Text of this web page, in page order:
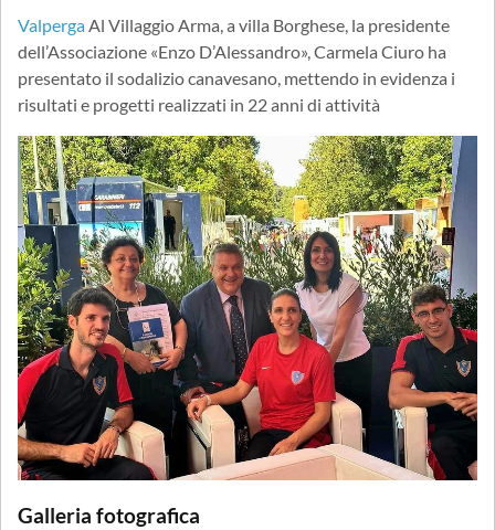
ValpergaAl Villaggio Arma, a villa Borghese, la presidente
dell’Associazione «Enzo D’Alessandro», Carmela Ciuro ha
presentato il sodalizio canavesano, mettendo in evidenza i
risultati e progetti realizzati in 22 anni di attività
Galleria fotografica